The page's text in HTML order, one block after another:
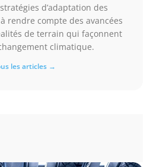
d’adaptation des
rendre compte des avancées
de terrain qui façonnent
climatique.
les articles →